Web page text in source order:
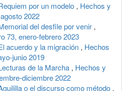
por un modelo , Hechos y
2022
del desfile por venir ,
73, enero-febrero 2023
acuerdo y la migración , Hechos
junio 2019
de la Marcha , Hechos y
diciembre 2022
o el discurso como método ,